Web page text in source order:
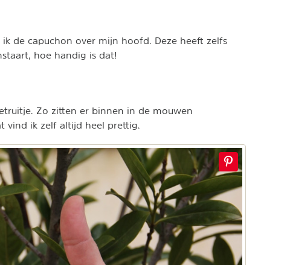
de capuchon over mijn hoofd. Deze heeft zelfs
hoe handig is dat!
Zo zitten er binnen in de mouwen
vind ik zelf altijd heel prettig.